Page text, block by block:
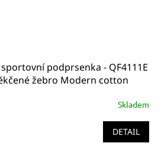
podprsenka - QF4111E
žebro Modern cotton
Skladem
DETAIL